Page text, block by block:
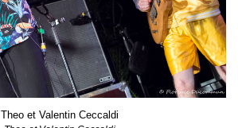
Theo et Valentin Ceccaldi